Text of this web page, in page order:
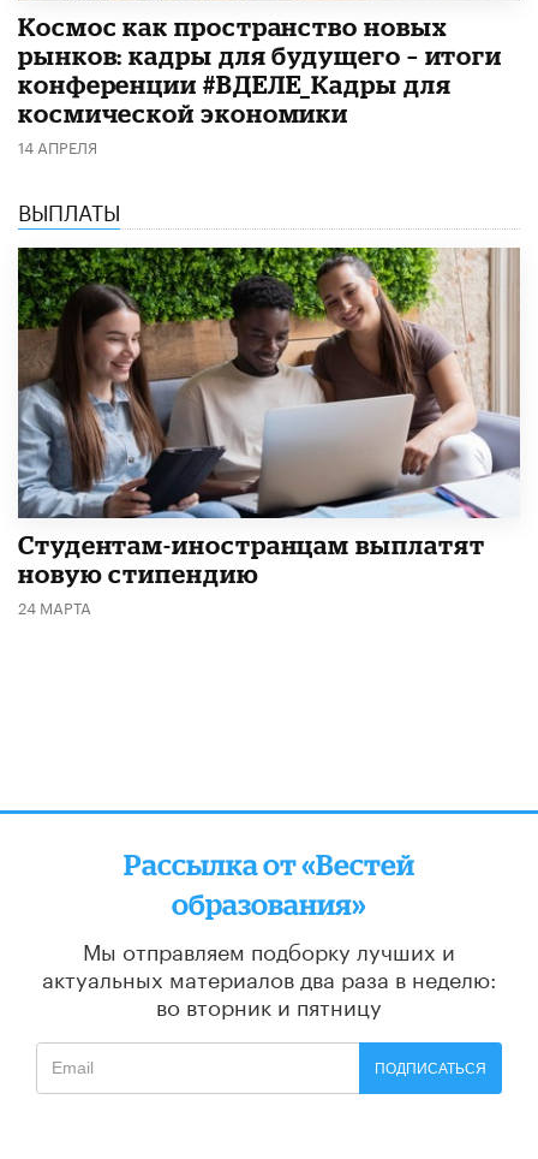
Космос как пространство новых
рынков: кадры для будущего – итоги
конференции #ВДЕЛЕ_Кадры для
космической экономики
14 АПРЕЛЯ
ВЫПЛАТЫ
Студентам-иностранцам выплатят
новую стипендию
24 МАРТА
Рассылка от «Вестей
образования»
Мы отправляем подборку лучших и
актуальных материалов два раза в неделю:
во вторник и пятницу
ПОДПИСАТЬСЯ